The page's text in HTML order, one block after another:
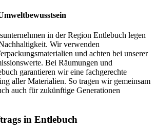
in der Region Entlebuch legen
Wir verwenden
und achten bei unserer
Bei Räumungen und
garantieren wir eine fachgerechte
aller Materialien. So tragen wir gemeinsam
auch für zukünftige Generationen
in Entlebuch